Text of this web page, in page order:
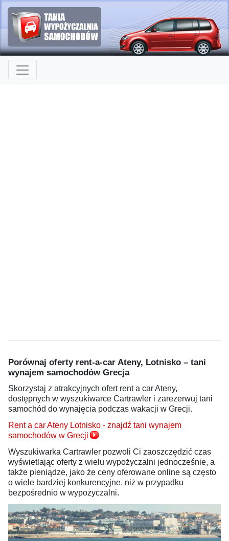
Porównaj oferty rent-a-car Ateny, Lotnisko – tani
wynajem samochodów Grecja
Skorzystaj z atrakcyjnych ofert rent a car Ateny,
dostępnych w wyszukiwarce Cartrawler i zarezerwuj tani
samochód do wynajęcia podczas wakacji w Grecji.
Rent a car Ateny Lotnisko - znajdź tani wynajem
samochodów w Grecji
Wyszukiwarka Cartrawler pozwoli Ci zaoszczędzić czas
wyświetlając oferty z wielu wypożyczalni jednocześnie, a
także pieniądze, jako że ceny oferowane online są często
o wiele bardziej konkurencyjne, niż w przypadku
bezpośrednio w wypożyczalni.